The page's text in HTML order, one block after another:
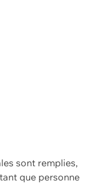
sont remplies,
que personne